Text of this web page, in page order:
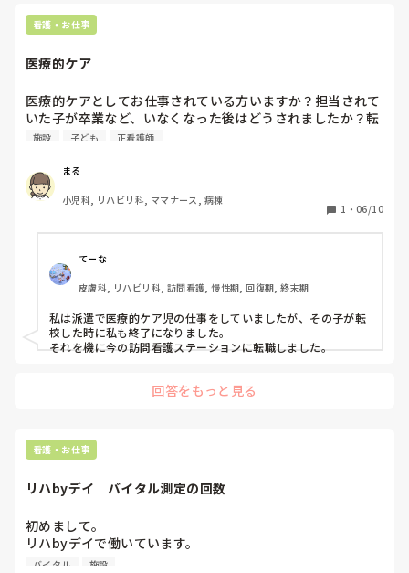
看護・お仕事
医療的ケア
医療的ケアとしてお仕事されている方いますか？担当されて
いた子が卒業など、いなくなった後はどうされましたか？転
職などしないといけないですか？
施設 子ども 正看護師
まる
小児科, リハビリ科, ママナース, 病棟
1 ・ 06/10
てーな
皮膚科, リハビリ科, 訪問看護, 慢性期, 回復期, 終末期
私は派遣で医療的ケア児の仕事をしていましたが、その子が転
校した時に私も終了になりました。
それを機に今の訪問看護ステーションに転職しました。
回答をもっと見る
看護・お仕事
リハbyデイ　バイタル測定の回数
初めまして。
リハbyデイで働いています。
マシン2回、スリング1回、入浴を午前中と午後に2つづつ行
バイタル 施設